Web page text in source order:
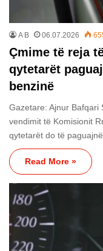
A B 06.07.2026
Çmime të reja
qytetarët
benzinë
Gazetare: Ajnur Bafqari
vendimit të Komisionit
qytetarët do të
Read More »